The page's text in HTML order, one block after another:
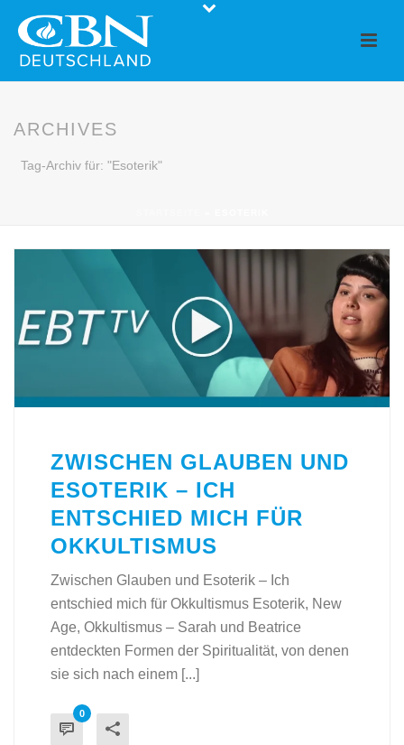
ARCHIVES
Tag-Archiv für: "Esoterik"
ZWISCHEN GLAUBEN UND
ESOTERIK – ICH
ENTSCHIED MICH FÜR
OKKULTISMUS
Zwischen Glauben und Esoterik – Ich
entschied mich für Okkultismus Esoterik, New
Age, Okkultismus – Sarah und Beatrice
entdeckten Formen der Spiritualität, von denen
sie sich nach einem [...]
0